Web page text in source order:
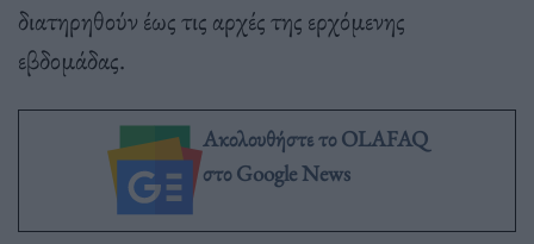
διατηρηθούν έως τις αρχές της ερχόμενης
εβδομάδας.
Ακολουθήστε το OLAFAQ
στο Google News